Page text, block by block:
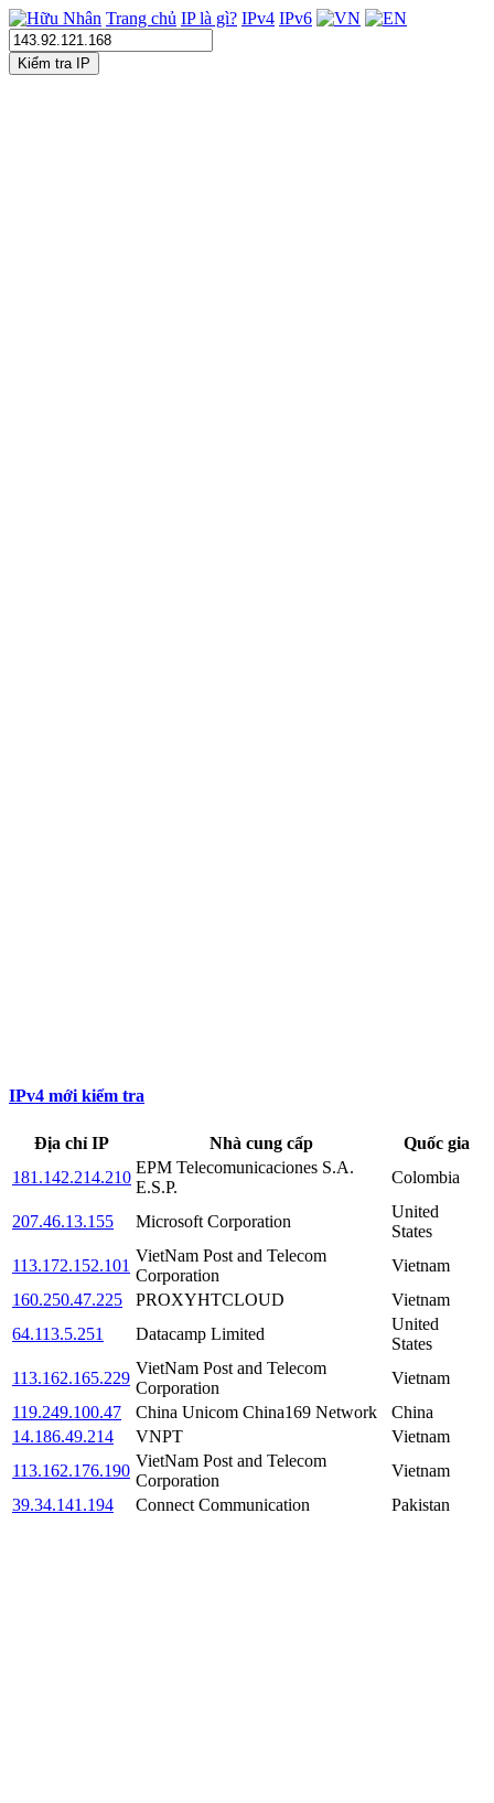
Trang chủ IP là gì? IPv4 IPv6
Kiểm tra IP
IPv4 mới kiểm tra
Địa chỉ IP Nhà cung cấp
Quốc gia
181.142.214.210
EPM Telecomunicaciones S.A.
E.S.P.
Colombia
207.46.13.155 Microsoft Corporation
United
States
113.172.152.101
VietNam Post and Telecom
Corporation
Vietnam
160.250.47.225
PROXYHTCLOUD
Vietnam
64.113.5.251
Datacamp Limited
United
States
113.162.165.229
VietNam Post and Telecom
Corporation
Vietnam
119.249.100.47
China Unicom China169 Network
China
14.186.49.214
VNPT
Vietnam
113.162.176.190
VietNam Post and Telecom
Corporation
Vietnam
39.34.141.194
Connect Communication Pakistan